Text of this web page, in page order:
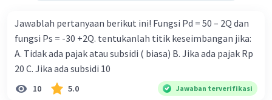
dikatakan sebagai uang 14. maksud token money dalam
nilai intrinsik 15. maksud dengan satuan hitung dalam
fungsi uang 16. fungsi uang 17. peranan dan maksud
didirikan lembaga keuangan non-Bank / bukan bank 18.
dilakukan perbankan 19. tugas Bank Indonesia 20. tugas
Jawablah pertanyaan berikut ini! Fungsi Pd = 50 – 2Q dan
fungsi Ps = -30 +2Q. tentukanlah titik keseimbangan jika:
A. Tidak ada pajak atau subsidi ( biasa) B. Jika ada pajak Rp
20 C. Jika ada subsidi 10
10 5.0 Jawaban terverifikasi